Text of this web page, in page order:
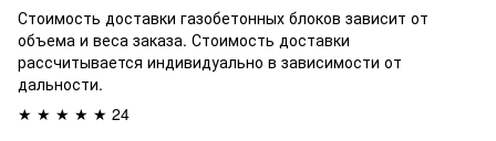
Стоимость доставки газобетонных блоков зависит от
объема и веса заказа. Стоимость доставки
рассчитывается индивидуально в зависимости от
дальности.
★ ★ ★ ★ ★ 24